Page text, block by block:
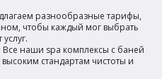
разнообразные тарифы,
чтобы каждый мог выбрать
: Все наши spa комплексы с баней
стандартам чистоты и